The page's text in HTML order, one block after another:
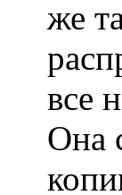
же
все
Она